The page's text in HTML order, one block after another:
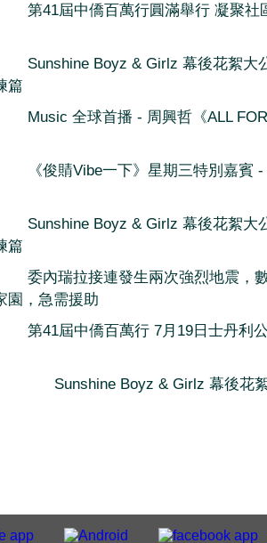
第41屆中僑百萬行圓滿舉行 凝聚社
Sunshine Boyz & Girlz 幕後花絮大
篇
Music 全球首播 - 周興哲《ALL FOR
《俊䝼Vibe一下》星期三特別嘉賓
Sunshine Boyz & Girlz 幕後花絮大
篇
委內瑞拉接連發生兩次強烈地震，
園，急需援助
第41屆中僑百萬行 7月19日士丹利
Sunshine Boyz & Girlz 幕後花